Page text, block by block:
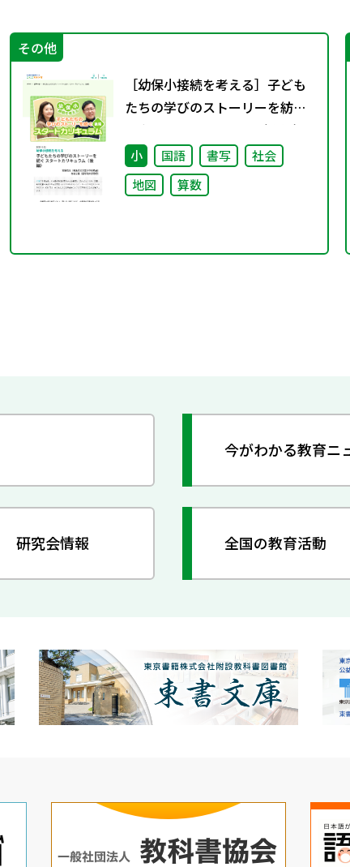
その他
［幼保小接続を考える］子ども
たちの学びのストーリーを紡ぐ
スタートカリキュラム（後編）
小 国語 書写
社会
地図
算数
今がわかる教育ニ
研究会情報 全国の教育活動